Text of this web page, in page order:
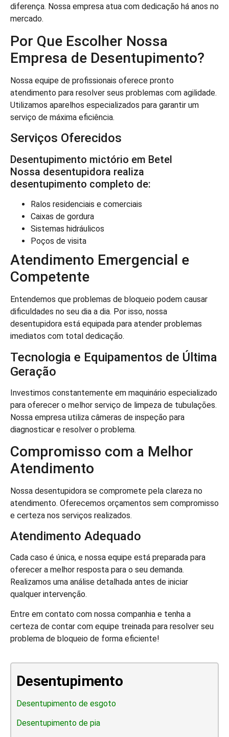
diferença. Nossa empresa atua com dedicação há anos no
mercado.
Por Que Escolher Nossa
Empresa de Desentupimento?
Nossa equipe de profissionais oferece pronto
atendimento para resolver seus problemas com agilidade.
Utilizamos aparelhos especializados para garantir um
serviço de máxima eficiência.
Serviços Oferecidos
Desentupimento mictório em Betel
Nossa desentupidora realiza
desentupimento completo de:
Ralos residenciais e comerciais
Caixas de gordura
Sistemas hidráulicos
Poços de visita
Atendimento Emergencial e
Competente
Entendemos que problemas de bloqueio podem causar
dificuldades no seu dia a dia. Por isso, nossa
desentupidora está equipada para atender problemas
imediatos com total dedicação.
Tecnologia e Equipamentos de Última
Geração
Investimos constantemente em maquinário especializado
para oferecer o melhor serviço de limpeza de tubulações.
Nossa empresa utiliza câmeras de inspeção para
diagnosticar e resolver o problema.
Compromisso com a Melhor
Atendimento
Nossa desentupidora se compromete pela clareza no
atendimento. Oferecemos orçamentos sem compromisso
e certeza nos serviços realizados.
Atendimento Adequado
Cada caso é única, e nossa equipe está preparada para
oferecer a melhor resposta para o seu demanda.
Realizamos uma análise detalhada antes de iniciar
qualquer intervenção.
Entre em contato com nossa companhia e tenha a
certeza de contar com equipe treinada para resolver seu
problema de bloqueio de forma eficiente!
Desentupimento
Desentupimento de esgoto
Desentupimento de pia